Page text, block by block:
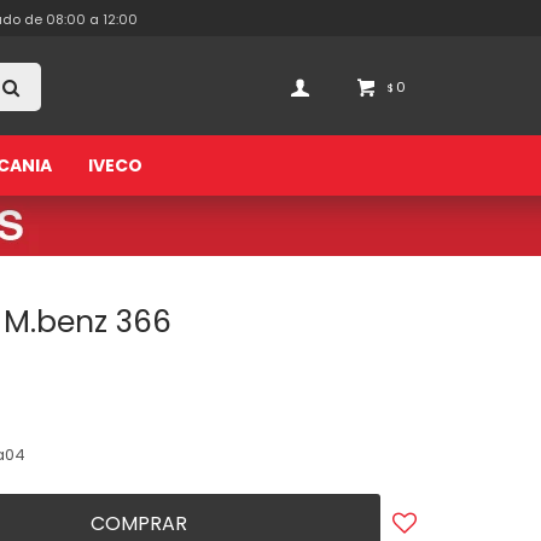
IVECO
$ 0
de 08:00 a 12:00
366
COMPRAR